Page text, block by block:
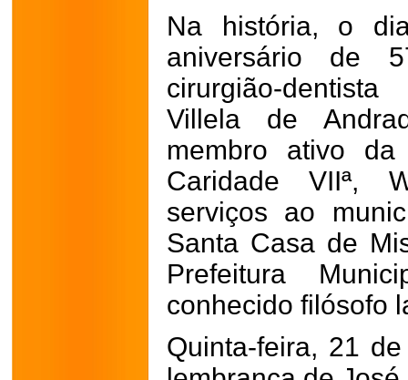
Na história, o
aniversário de
cirurgião-
Villela de
membro ativo
Caridade VIIª,
serviços ao
Santa Casa de
Prefeitura
conhecido filósofo
Quinta-feira, 21